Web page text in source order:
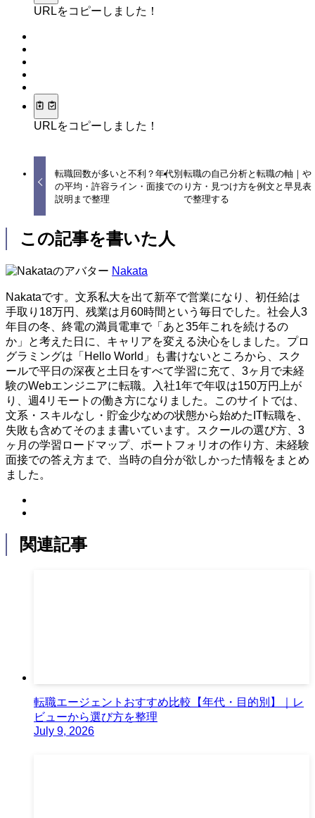
URLをコピーしました！
URLをコピーしました！
転職回数が多いと不利？年代別
の平均・許容ライン・面接での
説明まで整理
転職の自己分析と転職の軸｜や
り方・見つけ方を例文と早見表
で整理する
この記事を書いた人
Nakata
Nakataです。文系私大を出て新卒で営業になり、初任給は
手取り18万円、残業は月60時間という毎日でした。社会人3
年目の冬、終電の満員電車で「あと35年これを続けるの
か」と考えた日に、キャリアを変える決心をしました。プロ
グラミングは「Hello World」も書けないところから、スク
ールで平日の深夜と土日をすべて学習に充て、3ヶ月で未経
験のWebエンジニアに転職。入社1年で年収は150万円上が
り、週4リモートの働き方になりました。このサイトでは、
文系・スキルなし・貯金少なめの状態から始めたIT転職を、
失敗も含めてそのまま書いています。スクールの選び方、3
ヶ月の学習ロードマップ、ポートフォリオの作り方、未経験
面接での答え方まで、当時の自分が欲しかった情報をまとめ
ました。
関連記事
転職エージェントおすすめ比較【年代・目的別】｜レ
ビューから選び方を整理
July 9, 2026